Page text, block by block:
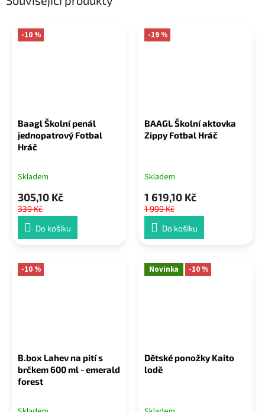
-10 %
Baagl Školní penál
jednopatrový Fotbal
Hráč
Skladem
305,10 Kč
339 Kč
Do košíku
-19 %
BAAGL Školní aktovka
Zippy Fotbal Hráč
Skladem
1 619,10 Kč
1 999 Kč
Do košíku
-10 %
B.box Lahev na pití s
brčkem 600 ml - emerald
forest
Novinka -10 %
Dětské ponožky Kaito
lodě